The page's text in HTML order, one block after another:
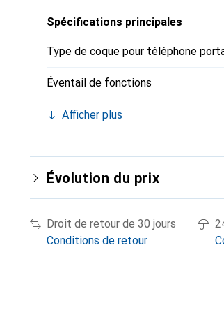
Spécifications principales
Type de coque pour téléphone
Éventail de fonctions
Afficher plus
Évolution du prix
Droit de retour de 30 jours
Conditions de retour